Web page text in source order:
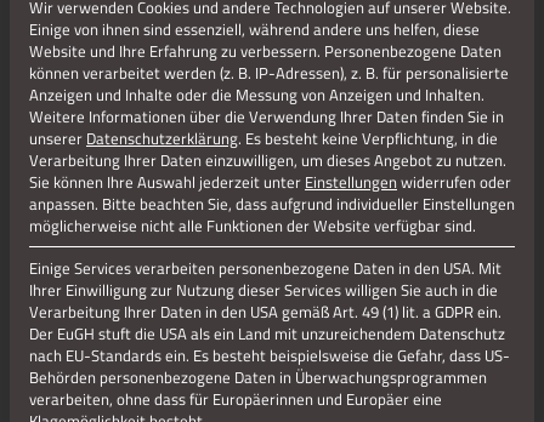
GästeführerInnen auch individuell gestalten. Viele Infos zur
Region und alles zu den angebotenen Touren finden Sie zu
Beginn des Jahres 2026 auf der Seite unserer Homepage
Rureifel-Tourismus GmbH
Altstadt-Führung: Durch das Herz der Kupferstadt
Altstadt-Führung: Von Brücke zu Brücke
Altstadt-Führung: Auf den Spuren der Kupfermeister
Altstadt-Führung: Auf den Spuren der Tuchmacher
Altstadt-Führung: Luther & Calvin – Auf den Spuren der
Reformation
Burg-Führung: Die (Bau-)Geschichte der Burg (keine
Führung durch das Burgmuseum!)
Kupferhof-Führung: Von Kupferhof zu Kupferhof rund um
den Kaiserplatz
Wir verwenden Cookies und andere Technologien auf unserer Website.
Einige von ihnen sind essenziell, während andere uns helfen, diese
Website und Ihre Erfahrung zu verbessern. Personenbezogene Daten
können verarbeitet werden (z. B. IP-Adressen), z. B. für personalisierte
Anzeigen und Inhalte oder die Messung von Anzeigen und Inhalten.
Weitere Informationen über die Verwendung Ihrer Daten finden Sie in
unserer Datenschutzerklärung. Es besteht keine Verpflichtung, in die
Verarbeitung Ihrer Daten einzuwilligen, um dieses Angebot zu nutzen.
Sie können Ihre Auswahl jederzeit unter Einstellungen widerrufen oder
anpassen. Bitte beachten Sie, dass aufgrund individueller Einstellungen
möglicherweise nicht alle Funktionen der Website verfügbar sind.
Einige Services verarbeiten personenbezogene Daten in den USA. Mit
Ihrer Einwilligung zur Nutzung dieser Services willigen Sie auch in die
Verarbeitung Ihrer Daten in den USA gemäß Art. 49 (1) lit. a GDPR ein.
Der EuGH stuft die USA als ein Land mit unzureichendem Datenschutz
nach EU-Standards ein. Es besteht beispielsweise die Gefahr, dass US-
Behörden personenbezogene Daten in Überwachungsprogrammen
verarbeiten, ohne dass für Europäerinnen und Europäer eine